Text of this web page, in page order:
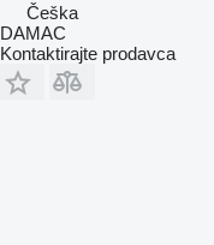
Češka
DAMAC
Kontaktirajte prodavca